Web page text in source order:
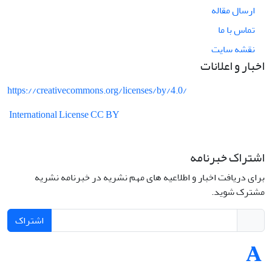
ارسال مقاله
تماس با ما
نقشه سایت
اخبار و اعلانات
https://creativecommons.org/licenses/by/4.0/
International License CC BY
اشتراک خبرنامه
برای دریافت اخبار و اطلاعیه های مهم نشریه در خبرنامه نشریه
مشترک شوید.
اشتراک